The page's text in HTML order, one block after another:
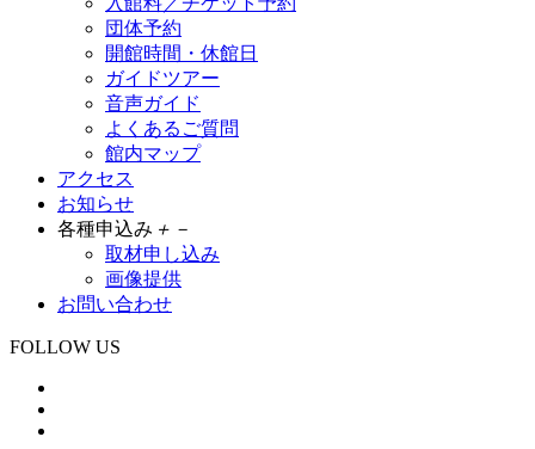
団体予約
開館時間・休館日
ガイドツアー
音声ガイド
よくあるご質問
館内マップ
アクセス
お知らせ
各種申込み ＋ －
取材申し込み
画像提供
お問い合わせ
FOLLOW US